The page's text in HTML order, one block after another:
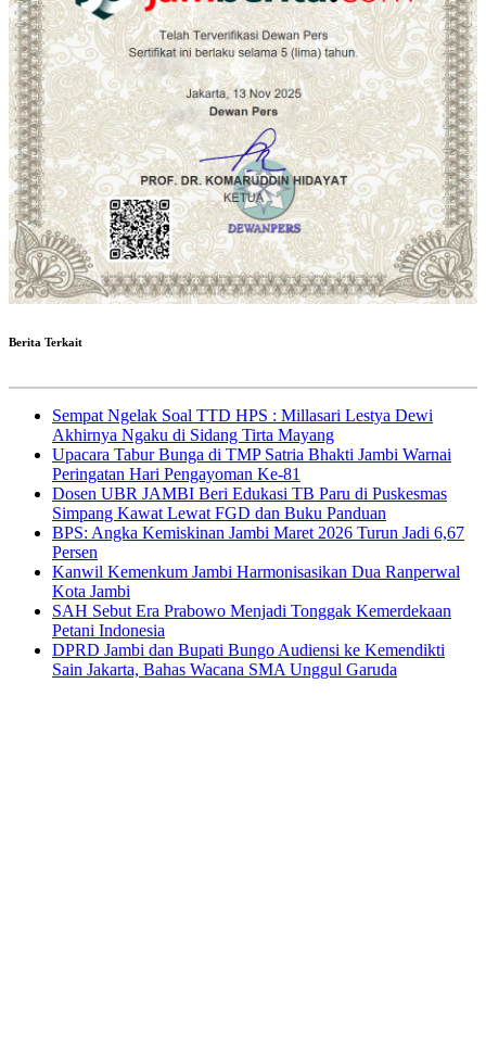
Berita Terkait
Sempat Ngelak Soal TTD HPS : Millasari Lestya Dewi
Akhirnya Ngaku di Sidang Tirta Mayang
Upacara Tabur Bunga di TMP Satria Bhakti Jambi Warnai
Peringatan Hari Pengayoman Ke-81
Dosen UBR JAMBI Beri Edukasi TB Paru di Puskesmas
Simpang Kawat Lewat FGD dan Buku Panduan
BPS: Angka Kemiskinan Jambi Maret 2026 Turun Jadi 6,67
Persen
Kanwil Kemenkum Jambi Harmonisasikan Dua Ranperwal
Kota Jambi
SAH Sebut Era Prabowo Menjadi Tonggak Kemerdekaan
Petani Indonesia
DPRD Jambi dan Bupati Bungo Audiensi ke Kemendikti
Sain Jakarta, Bahas Wacana SMA Unggul Garuda